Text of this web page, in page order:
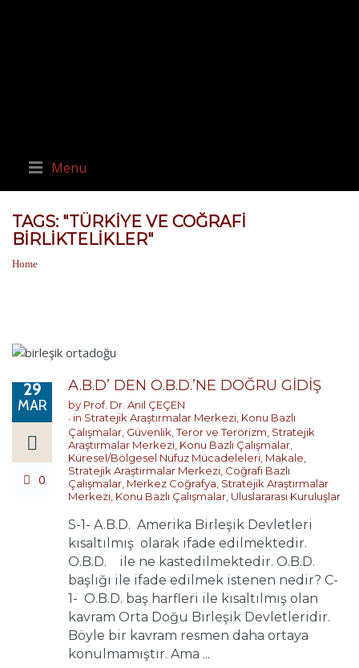
Menu
TAGS: "TÜRKIYE VE COĞRAFI
BIRLIKTELIKLER"
Home
29
MAR
0
A.B.D’ DEN O.B.D.’NE DOĞRU GİDİŞ
by Prof. Dr. Anıl ÇEÇEN
in Stratejik Araştırmalar Merkezi, Konu Bazlı
Çalışmalar, Güvenlik, Terör ve Terörizm, Stratejik
Araştırmalar Merkezi, Konu Bazlı Çalışmalar,
Küresel/Bölgesel Nüfuz Mücadeleleri, Makale,
Stratejik Araştırmalar Merkezi, Coğrafi Bazlı
Çalışmalar, Merkez Coğrafya, Stratejik Araştırmalar
Merkezi, Konu Bazlı Çalışmalar, Uluslararası Kuruluşlar
S-1- A.B.D. Amerika Birleşik Devletleri
kısaltılmış olarak ifade edilmektedir.
O.B.D. ile ne kastedilmektedir. O.B.D.
başlığı ile ifade edilmek istenen nedir? C-
1- O.B.D. baş harfleri ile kısaltılmış olan
kavram Orta Doğu Birleşik Devletleridir.
Böyle bir kavram resmen daha ortaya
konulmamıştır. Ama ...